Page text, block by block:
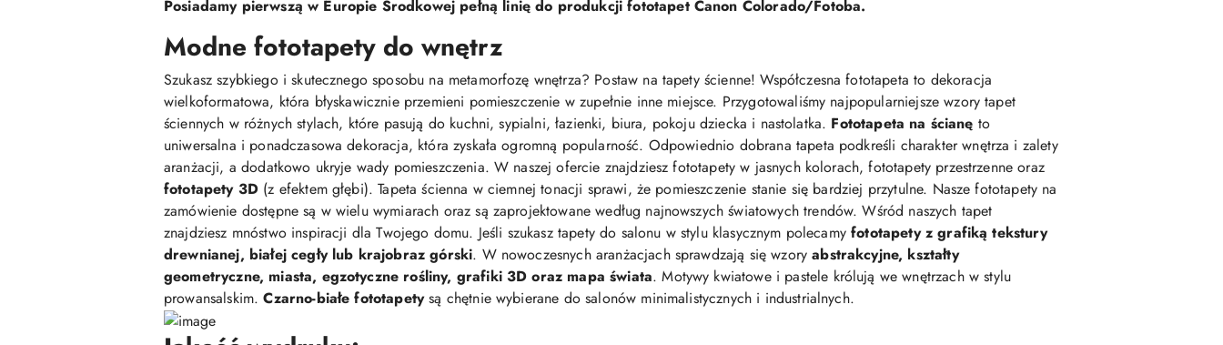
Posiadamy pierwszą w Europie Środkowej pełną linię do produkcji fototapet Canon Colorado/Fotoba.
Modne fototapety do wnętrz
Szukasz szybkiego i skutecznego sposobu na metamorfozę wnętrza? Postaw na tapety ścienne! Współczesna fototapeta to dekoracja
wielkoformatowa, która błyskawicznie przemieni pomieszczenie w zupełnie inne miejsce. Przygotowaliśmy najpopularniejsze wzory tapet
ściennych w różnych stylach, które pasują do kuchni, sypialni, łazienki, biura, pokoju dziecka i nastolatka. Fototapeta na ścianę to
uniwersalna i ponadczasowa dekoracja, która zyskała ogromną popularność. Odpowiednio dobrana tapeta podkreśli charakter wnętrza i zalety
aranżacji, a dodatkowo ukryje wady pomieszczenia. W naszej ofercie znajdziesz fototapety w jasnych kolorach, fototapety przestrzenne oraz
fototapety 3D (z efektem głębi). Tapeta ścienna w ciemnej tonacji sprawi, że pomieszczenie stanie się bardziej przytulne. Nasze fototapety na
zamówienie dostępne są w wielu wymiarach oraz są zaprojektowane według najnowszych światowych trendów. Wśród naszych tapet
znajdziesz mnóstwo inspiracji dla Twojego domu. Jeśli szukasz tapety do salonu w stylu klasycznym polecamyfototapety z grafiką tekstury
drewnianej, białej cegły lub krajobraz górski. W nowoczesnych aranżacjach sprawdzają się wzoryabstrakcyjne, kształty
geometryczne, miasta, egzotyczne rośliny, grafiki 3D oraz mapa świata. Motywy kwiatowe i pastele królują we wnętrzach w stylu
prowansalskim.Czarno-białe fototapetysą chętnie wybierane do salonów minimalistycznych i industrialnych.